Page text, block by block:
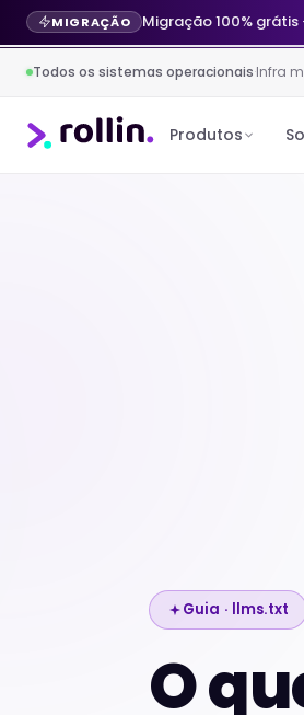
MIGRAÇÃO Migração 100% grátis
LANÇAMENTO Agente de IA no
Todos os sistemas operacionais·Infra
Produtos
Guia · llms.txt
O